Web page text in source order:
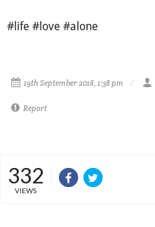
#life #love #alone
19th September 2018, 1:38 pm
Report
332
VIEWS